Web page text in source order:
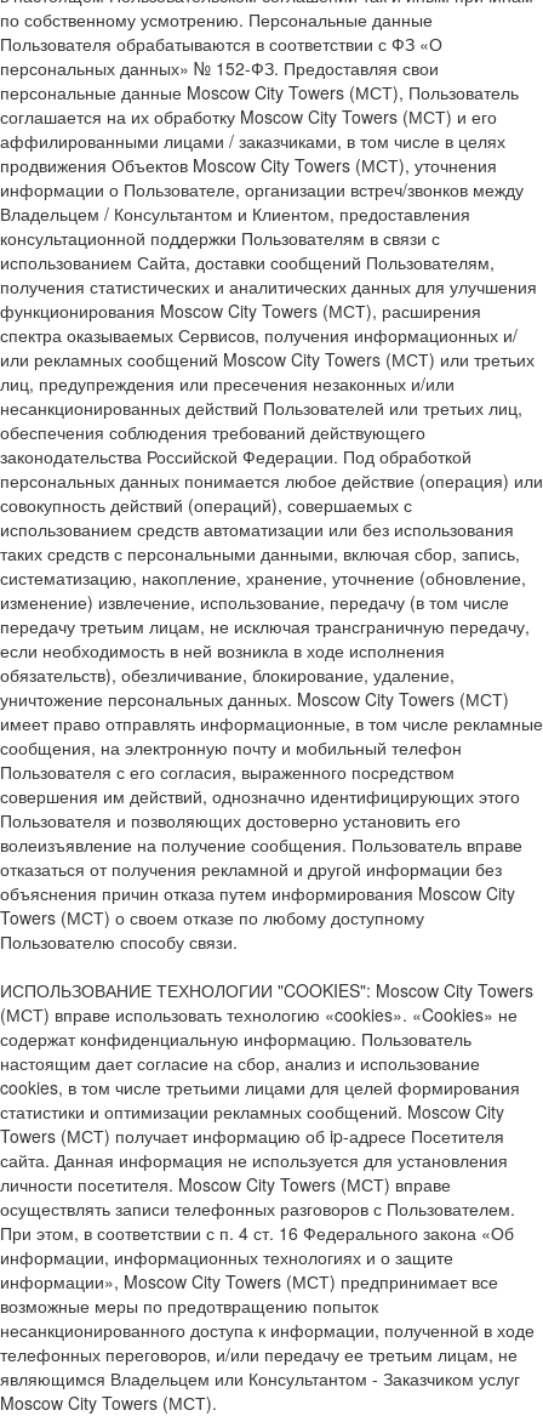
по собственному усмотрению. Персональные данные
Пользователя обрабатываются в соответствии с ФЗ «О
персональных данных» № 152-ФЗ. Предоставляя свои
персональные данные Moscow City Towers (МСТ), Пользователь
соглашается на их обработку Moscow City Towers (МСТ) и его
аффилированными лицами / заказчиками, в том числе в целях
продвижения Объектов Moscow City Towers (МСТ), уточнения
информации о Пользователе, организации встреч/звонков между
Владельцем / Консультантом и Клиентом, предоставления
консультационной поддержки Пользователям в связи с
использованием Сайта, доставки сообщений Пользователям,
получения статистических и аналитических данных для улучшения
функционирования Moscow City Towers (МСТ), расширения
спектра оказываемых Сервисов, получения информационных и/
или рекламных сообщений Moscow City Towers (МСТ) или третьих
лиц, предупреждения или пресечения незаконных и/или
несанкционированных действий Пользователей или третьих лиц,
обеспечения соблюдения требований действующего
законодательства Российской Федерации. Под обработкой
персональных данных понимается любое действие (операция) или
совокупность действий (операций), совершаемых с
использованием средств автоматизации или без использования
таких средств с персональными данными, включая сбор, запись,
систематизацию, накопление, хранение, уточнение (обновление,
изменение) извлечение, использование, передачу (в том числе
передачу третьим лицам, не исключая трансграничную передачу,
если необходимость в ней возникла в ходе исполнения
обязательств), обезличивание, блокирование, удаление,
уничтожение персональных данных. Moscow City Towers (МСТ)
имеет право отправлять информационные, в том числе рекламные
сообщения, на электронную почту и мобильный телефон
Пользователя с его согласия, выраженного посредством
совершения им действий, однозначно идентифицирующих этого
Пользователя и позволяющих достоверно установить его
волеизъявление на получение сообщения. Пользователь вправе
отказаться от получения рекламной и другой информации без
объяснения причин отказа путем информирования Moscow City
Towers (МСТ) о своем отказе по любому доступному
Пользователю способу связи.
ИСПОЛЬЗОВАНИЕ ТЕХНОЛОГИИ "COOKIES": Moscow City Towers
(МСТ) вправе использовать технологию «cookies». «Cookies» не
содержат конфиденциальную информацию. Пользователь
настоящим дает согласие на сбор, анализ и использование
cookies, в том числе третьими лицами для целей формирования
статистики и оптимизации рекламных сообщений. Moscow City
Towers (МСТ) получает информацию об ip-адресе Посетителя
сайта. Данная информация не используется для установления
личности посетителя. Moscow City Towers (МСТ) вправе
осуществлять записи телефонных разговоров с Пользователем.
При этом, в соответствии с п. 4 ст. 16 Федерального закона «Об
информации, информационных технологиях и о защите
информации», Moscow City Towers (МСТ) предпринимает все
возможные меры по предотвращению попыток
несанкционированного доступа к информации, полученной в ходе
телефонных переговоров, и/или передачу ее третьим лицам, не
являющимся Владельцем или Консультантом - Заказчиком услуг
Moscow City Towers (МСТ).